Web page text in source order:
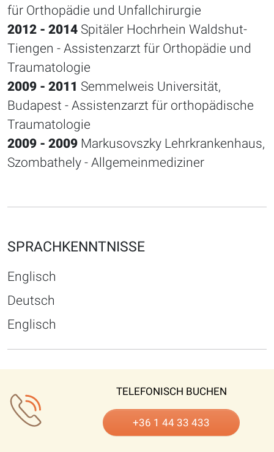
für Orthopädie und Unfallchirurgie
2012 - 2014 Spitäler Hochrhein Waldshut-
Tiengen - Assistenzarzt für Orthopädie und
Traumatologie
2009 - 2011 Semmelweis Universität,
Budapest - Assistenzarzt für orthopädische
Traumatologie
2009 - 2009 Markusovszky Lehrkrankenhaus,
Szombathely - Allgemeinmediziner
SPRACHKENNTNISSE
Englisch
Deutsch
Englisch
TELEFONISCH BUCHEN
+36 1 44 33 433